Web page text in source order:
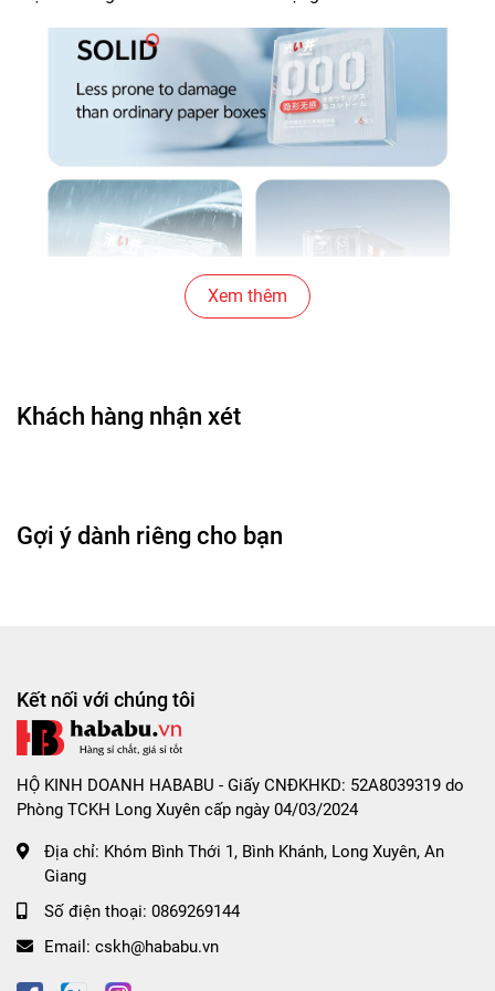
Lợi ích nổi bật
Ôm sát tự nhiên: dễ dùng, không gây khó chịu
Bao bì cứng, chống nước
tốt
Giá dễ tiếp cận: phù hợp dùng thường xuyên
Mô tả chi tiết sản phẩm
🔹 Siêu mỏng – cảm giác tự nhiên hơn
Drywell 000 được thiết kế để giảm tối đa độ dày, giúp
Xem thêm
Khách hàng nhận xét
Gợi ý dành riêng cho bạn
Kết nối với chúng tôi
HỘ KINH DOANH HABABU - Giấy CNĐKHKD: 52A8039319 do
Phòng TCKH Long Xuyên cấp ngày 04/03/2024
Địa chỉ: Khóm Bình Thới 1, Bình Khánh, Long Xuyên, An
Giang
Số điện thoại: 0869269144
Email: cskh@hababu.vn